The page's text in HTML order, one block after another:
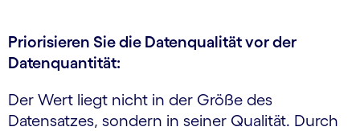
Priorisieren Sie die Datenqualität vor der
Datenquantität:
Der Wert liegt nicht in der Größe des
Datensatzes, sondern in seiner Qualität. Durch